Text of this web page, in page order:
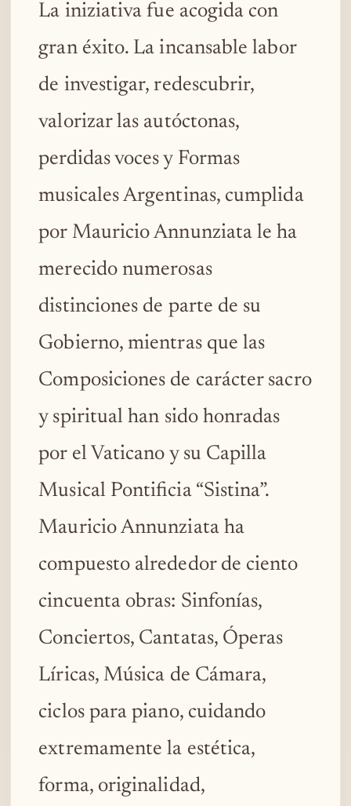
La iniziativa fue acogida con
gran éxito. La incansable labor
de investigar, redescubrir,
valorizar las autóctonas,
perdidas voces y Formas
musicales Argentinas, cumplida
por Mauricio Annunziata le ha
merecido numerosas
distinciones de parte de su
Gobierno, mientras que las
Composiciones de carácter sacro
y spiritual han sido honradas
por el Vaticano y su Capilla
Musical Pontificia “Sistina”.
Mauricio Annunziata ha
compuesto alrededor de ciento
cincuenta obras: Sinfonías,
Conciertos, Cantatas, Óperas
Líricas, Música de Cámara,
ciclos para piano, cuidando
extremamente la estética,
forma, originalidad,